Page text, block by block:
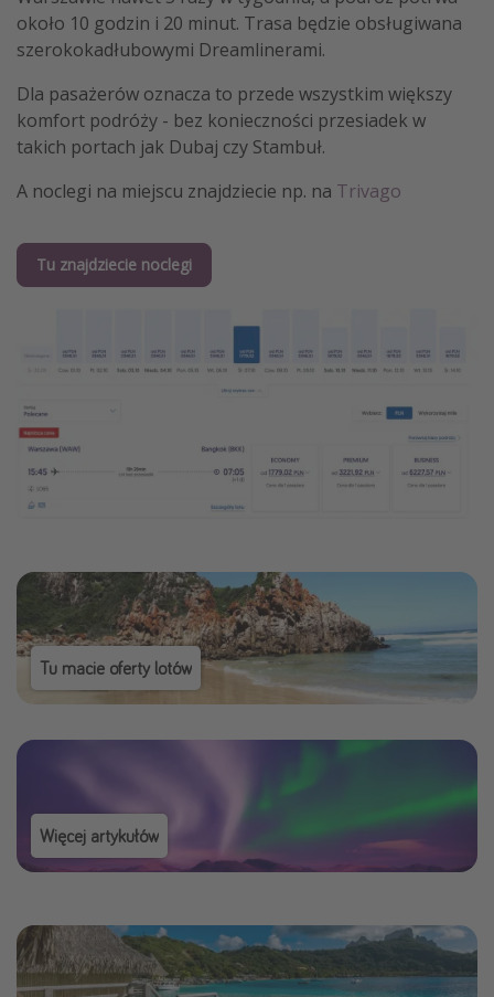
około 10 godzin i 20 minut. Trasa będzie obsługiwana
szerokokadłubowymi Dreamlinerami.
Dla pasażerów oznacza to przede wszystkim większy
komfort podróży - bez konieczności przesiadek w
takich portach jak Dubaj czy Stambuł.
A noclegi na miejscu znajdziecie np. na Trivago
Tu znajdziecie noclegi
Tu macie oferty lotów
Więcej artykułów